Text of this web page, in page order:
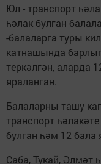
Юл - транспорт
һәлак булган
-балаларга туры
катнашында
теркәлгән, аларда
яраланган.
Балаларны ташу
транспорт
булган һәм 12 бала
Саба, Тукай, Әлмәт